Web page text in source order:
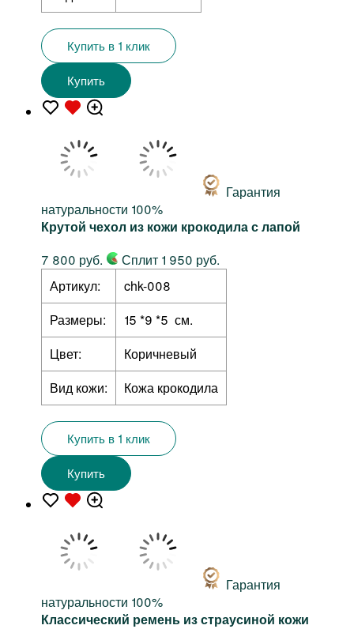
Купить в 1 клик
Купить
Гарантия
натуральности 100%
Крутой чехол из кожи крокодила с лапой
7 800 руб.
Сплит 1 950 руб.
Артикул:
chk-008
Размеры:
15 *9 *5 см.
Цвет:
Коричневый
Вид кожи:
Кожа крокодила
Купить в 1 клик
Купить
Гарантия
натуральности 100%
Классический ремень из страусиной кожи